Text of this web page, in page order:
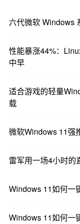
试，博主需要在
地打开浏览器标
设备上都使用了
49个标签页。相
能加载50个标签
溃。
六代微软 Windows
性能暴涨44%：
中早
适合游戏的轻量
载
微软Windows 11强
雷军用一场4小时的
Windows 11如何一
Windows 11如何一